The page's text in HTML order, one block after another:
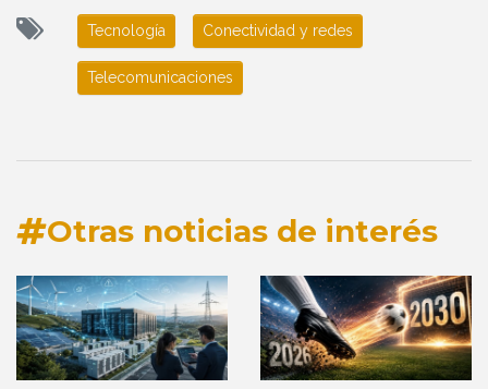
Tecnología Conectividad y redes
Telecomunicaciones
Otras noticias de interés